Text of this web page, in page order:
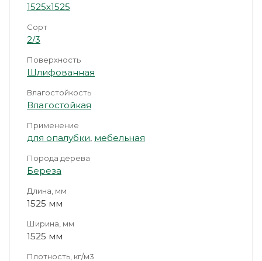
1525х1525
Сорт
2/3
Поверхность
Шлифованная
Влагостойкость
Влагостойкая
Применение
для опалубки, мебельная
Порода дерева
Береза
Длина, мм
1525 мм
Ширина, мм
1525 мм
Плотность, кг/м3